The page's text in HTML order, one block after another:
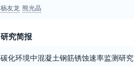
杨友龙 熊光晶
研究简报
碳化环境中混凝土钢筋锈蚀速率监测研究